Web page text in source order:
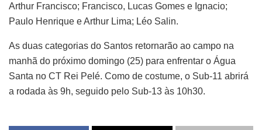
Arthur Francisco; Francisco, Lucas Gomes e Ignacio;
Paulo Henrique e Arthur Lima; Léo Salin.
As duas categorias do Santos retornarão ao campo na
manhã do próximo domingo (25) para enfrentar o Água
Santa no CT Rei Pelé. Como de costume, o Sub-11 abrirá
a rodada às 9h, seguido pelo Sub-13 às 10h30.